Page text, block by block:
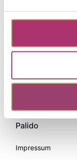
Palido
Impressum